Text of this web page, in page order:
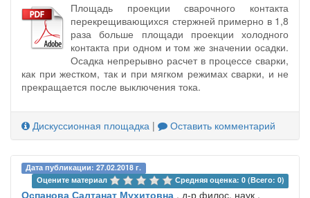
Площадь проекции сварочного контакта
перекрещивающихся стержней примерно в 1,8
раза больше площади проекции холодного
контакта при одном и том же значении осадки.
Осадка непрерывно расчет в процессе сварки,
как при жестком, так и при мягком режимах сварки, и не
прекращается после выключения тока.
Дискуссионная площадка | Оставить комментарий
Дата публикации: 27.02.2018 г.
Оцените материал
Средняя оценка: 0 (Всего: 0)
Оспанова Салтанат Мухитовна , д-р филос. наук ,